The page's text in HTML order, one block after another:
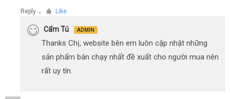
Reply ● Like
Cẩm Tú ADMIN
Thanks Chị, website bên em luôn cập nhật những
sản phẩm bán chạy nhất đề xuất cho người mua nên
rất uy tín.